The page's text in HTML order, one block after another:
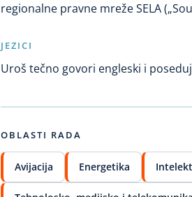
regionalne pravne mreže SELA
JEZICI
Uroš tečno govori engleski i
OBLASTI RADA
Avijacija Energetika